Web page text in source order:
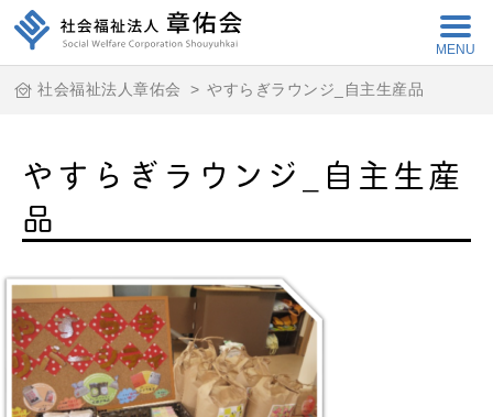
MENU
社会福祉法人章佑会 > やすらぎラウンジ_自主生産品
やすらぎラウンジ_自主生産
品